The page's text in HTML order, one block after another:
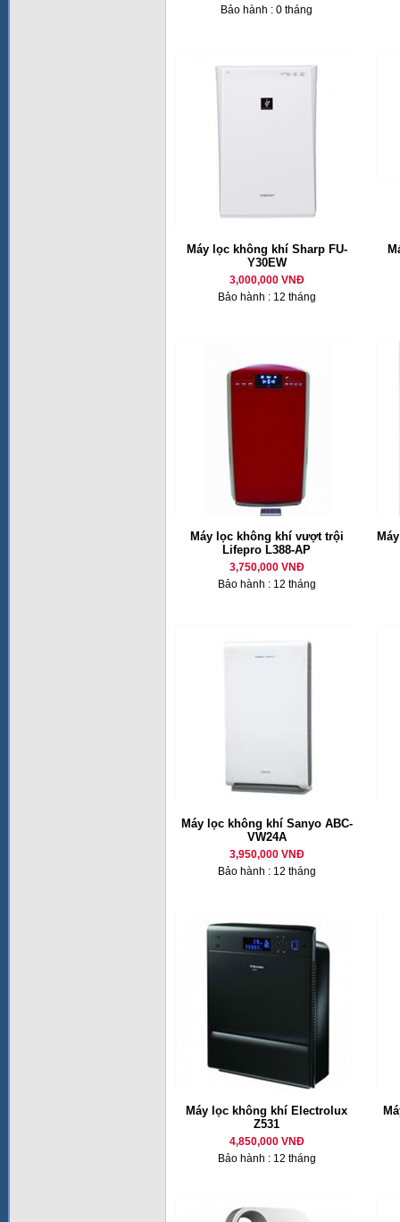
Bảo hành : 0 tháng
Máy lọc không khí Sharp FU-
Y30EW
3,000,000 VNĐ
Bảo hành : 12 tháng
Máy lọc không khí vượt trội
Lifepro L388-AP
3,750,000 VNĐ
Bảo hành : 12 tháng
Máy lọc không khí Sanyo ABC-
VW24A
3,950,000 VNĐ
Bảo hành : 12 tháng
Máy lọc không khí Electrolux
Z531
4,850,000 VNĐ
Bảo hành : 12 tháng